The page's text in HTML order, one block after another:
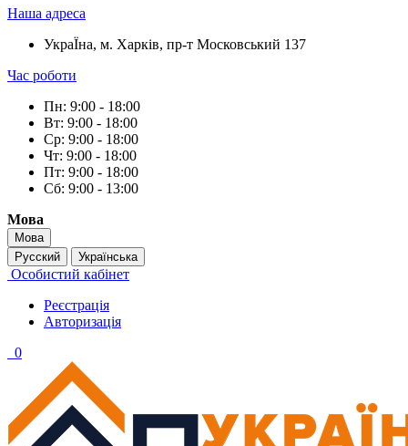
Наша адреса
УкраЇна, м. Харків, пр-т Московський 137
Час роботи
Пн: 9:00 - 18:00
Вт: 9:00 - 18:00
Ср: 9:00 - 18:00
Чт: 9:00 - 18:00
Пт: 9:00 - 18:00
Сб: 9:00 - 13:00
Мова
Мова
Русский
Українська
Особистий кабінет
Реєстрація
Авторизація
0